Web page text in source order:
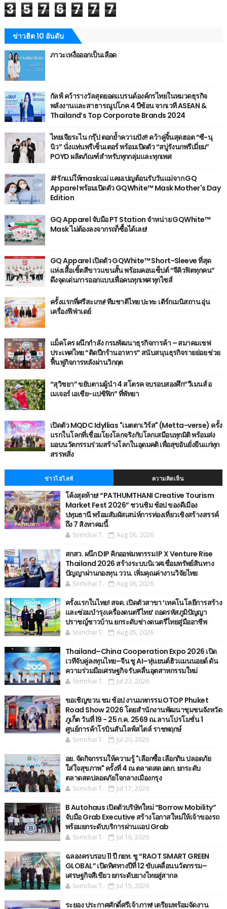
3 5 7 6 7 7 7
ข่าวฮิต 10 อันดับ
ภาวะเหงื่อออกเป็นเลือด
กัลฟ์ คว้ารางวัลสุดยอดแบรนด์องค์กรไทยในหมวดธุรกิจ
พลังงานและสาธารณูปโภค 4 ปีซ้อน จากเวที ASEAN &
Thailand’s Top Corporate Brands 2024
ไทยเจียระไน กรุ๊ป ตอกย้ำความปัง!! คว้าคู่จิ้นสุดฮอต “ซี-นุ
นิว” นั่งแท่นพรีเซ็นเตอร์ พร้อมเปิดตัว “สบู่รังนกพรีเมี่ยม”
POYD ผลิตภัณฑ์สำหรับทุกกลุ่มและทุกเพศ
#รักแม่ให้maskแม่ แคมเปญต้อนรับวันแม่จาก GQ
Apparel พร้อมเปิดตัว GQWhite™ Mask Mother's Day
Edition
GQ Apparel จับมือ PT Station จำหน่าย GQWhite™
Mask ไม่ต้องลงจากรถก็ซื้อได้เลย!
GQ Apparel เปิดตัว GQWhite™ Short-Sleeve ที่สุด
แห่งเสื้อเชิ้ตสีขาวแขนสั้น พร้อมคอนเซ็ปต์ “จีคิวฟิตทุกคน”
ดึงจุดเด่นการออกแบบเพื่อคนทุกเพศ ทุกไซส์
ครั้งแรกที่ศรีสะเกษ! ทีมชาติไทย ปะทะ เติร์กเมนิสถาน อุ่น
เครื่องฟีฟ่าเดย์
แม็คโคร ผนึกกำลัง กรมพัฒนาธุรกิจการค้า – สมาคมเชฟ
ประเทศไทย “ติดปีกร้านอาหาร” สนับสนุนธุรกิจรายย่อย ช่วย
ฟื้นฟูกิจการหลังผ่านวิกฤต
“สุวิชยา” ขยับตามผู้นำ 4 สโตรค จบรอบสองศึก“วีเมนส์ อ
เมเจอร์ เอเชีย-แปซิฟิก” ที่พัทยา
เปิดตัว MQDC Idyllias "เมตตาเวิร์ส" (Metta-verse) ครั้ง
แรกในโลกที่เชื่อมโยงโลกจริงกับโลกเสมือนทุกมิติ พร้อมส่ง
มอบนวัตกรรมร่วมสร้างโลกในอุดมคติ เพื่อสุขอันยั่งยืนแก่ทุก
สรรพสิ่ง
ข่าวไฮไลท์ ความคิดเห็น
โค้งสุดท้าย! “PATHUMTHANI Creative Tourism
Market Fest 2026” ชวนชิม ช้อป ของดีเมือง
ปทุมธานี พร้อมสัมผัสเสน่ห์การท่องเที่ยวเชิงสร้างสรรค์
ถึง 7 สิงหาคมนี้
Somchai T. Aug 06, 2026
สกสว. ผนึก DIP คิกออฟมหกรรม IP X Venture Rise
Thailand 2026 สร้างระบบนิเวศเชื่อมทรัพย์สินทาง
ปัญญาผ่านกองทุน ววน. เพิ่มคุณค่างานวิจัยไทย
Somchai T. Aug 06, 2026
ครั้งแรกในไทย! สจด. เปิดตัวสาขา ‘เทคโนโลยีการสร้าง
และซ่อมบำรุงเครื่องดนตรีไทย’ ​ถอดรหัสภูมิปัญญา
ปราชญ์ชาวบ้าน ยกระดับช่างดนตรีไทยสู่มืออาชีพ
Somchai T. Aug 05, 2026
Thailand–China Cooperation Expo 2026 เปิด
เวทีจับคู่ลงทุนไทย–จีน ชู AI–หุ่นยนต์ฮิวแมนนอยด์ ดัน
ความร่วมมือเศรษฐกิจ รับคลื่นอุตสาหกรรมใหม่
Somchai T. Jul 23, 2026
ขอเชิญขวน ชม ช้อป งานมหกรรม OTOP Phuket
Road Show 2026 โดยสำนักงานพัฒนาชุมชนจังหวัด
ภูเก็ต วันที่ 19 - 25 ก.ค. 2569 ณ.ลานโปรโมชั่น 1
ศูนย์การค้าโรบินสันไลฟ์สไตล์ ราชพฤกษ์
Somchai T. Jul 20, 2026
อย. จัดกิจกรรมให้ความรู้ "เลือกซื้อ เลือกกิน ปลอดภัย
ใส่ใจสุขภาพ" ครั้งที่ 4 ณ ตลาดสด อตก. ยกระดับ
ตลาดสดปลอดภัยใจกลางเมืองกรุง
Somchai T. Jul 17, 2026
B Autohaus เปิดตัวบริษัทใหม่ “Borrow Mobility”
จับมือ Grab Executive สร้างโอกาสใหม่ให้เจ้าของรถ
พร้อมยกระดับบริการผ่านแอป Grab
Somchai T. Jul 16, 2026
ฉลองครบรอบ 11 ปี กยท. ชู “RAOT SMART GREEN
GLOBAL” เปิดทิศทางปีที่ 12 ขับเคลื่อนนวัตกรรม–
เศรษฐกิจสีเขียว ยกระดับยางไทยสู่สากล
Somchai T. Jul 15, 2026
ระยอง ประกาศศักดิ์ศรีเจ้าภาพ! เตรียมพร้อมจัดงาน